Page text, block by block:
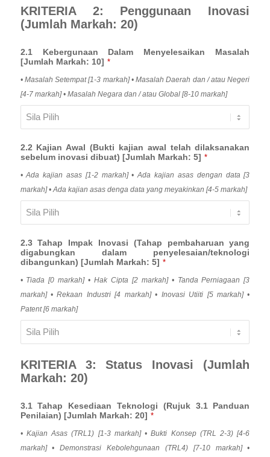
KRITERIA 2: Penggunaan Inovasi
(Jumlah Markah: 20)
2.1 Kebergunaan Dalam Menyelesaikan Masalah
[Jumlah Markah: 10] *
• Masalah Setempat [1-3 markah] • Masalah Daerah dan / atau Negeri
[4-7 markah] • Masalah Negara dan / atau Global [8-10 markah]
2.2 Kajian Awal (Bukti kajian awal telah dilaksanakan
sebelum inovasi dibuat) [Jumlah Markah: 5] *
• Ada kajian asas [1-2 markah] • Ada kajian asas dengan data [3
markah] • Ada kajian asas denga data yang meyakinkan [4-5 markah]
2.3 Tahap Impak Inovasi (Tahap pembaharuan yang
digabungkan dalam penyelesaian/teknologi
dibangunkan) [Jumlah Markah: 5] *
• Tiada [0 markah] • Hak Cipta [2 markah] • Tanda Perniagaan [3
markah] • Rekaan Industri [4 markah] • Inovasi Utiiti [5 markah] •
Patent [6 markah]
KRITERIA 3: Status Inovasi (Jumlah
Markah: 20)
3.1 Tahap Kesediaan Teknologi (Rujuk 3.1 Panduan
Penilaian) [Jumlah Markah: 20] *
• Kajian Asas (TRL1) [1-3 markah] • Bukti Konsep (TRL 2-3) [4-6
markah] • Demonstrasi Kebolehgunaan (TRL4) [7-10 markah] •